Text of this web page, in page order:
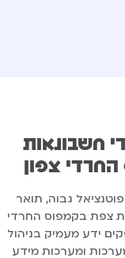
חשבונאות
צפון
גבוה, תואר
צפת בקמפוס החרדי
ידע מעמיק בניהול
ומערכות מידע